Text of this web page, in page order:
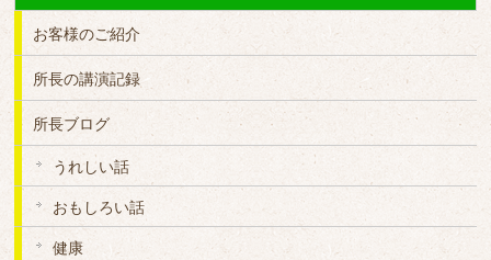
お客様のご紹介
所長の講演記録
所長ブログ
うれしい話
おもしろい話
健康